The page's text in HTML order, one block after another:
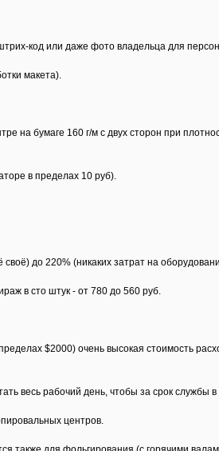
код или даже фото владельца для
макета).
на бумаге 160 г/м с двух сторон при
в пределах 10 руб).
своё) до 220% (никаких затрат на
в сто штук - от 780 до 560 руб.
$2000) очень высокая стоимость
весь рабочий день, чтобы за срок службы
центров.